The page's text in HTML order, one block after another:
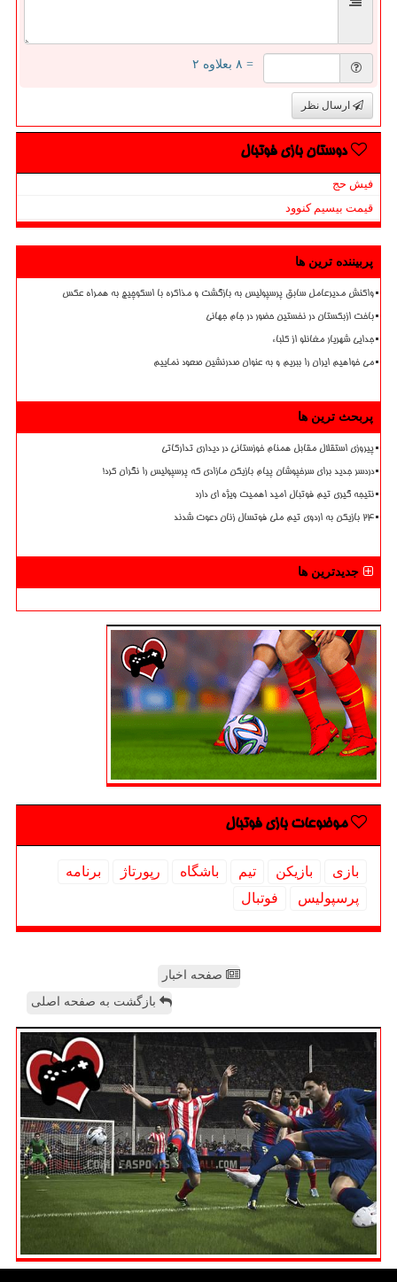
= ۸ بعلاوه ۲
ارسال نظر
دوستان بازی فوتبال
فیش حج
قیمت بیسیم کنوود
پربیننده ترین ها
واکنش مدیرعامل سابق پرسپولیس به بازگشت و مذاکره با اسکوچیچ به همراه عکس
باخت ازبکستان در نخستین حضور در جام جهانی
جدایی شهریار مغانلو از کلباء
می خواهیم ایران را ببریم و به عنوان صدرنشین صعود نماییم
پربحث ترین ها
پیروزی استقلال مقابل همنام خوزستانی در دیداری تدارکاتی
دردسر جدید برای سرخپوشان پیام بازیکن مازادی که پرسپولیس را نگران کرد!
نتیجه گیری تیم فوتبال امید اهمیت ویژه ای دارد
۲۴ بازیکن به اردوی تیم ملی فوتسال زنان دعوت شدند
جدیدترین ها
موضوعات بازی فوتبال
بازی بازیكن تیم باشگاه رپورتاژ
برنامه
پرسپولیس
فوتبال
صفحه اخبار
بازگشت به صفحه اصلی